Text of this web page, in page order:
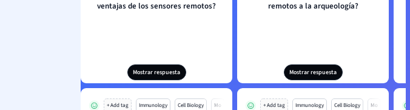
ventajas de los sensores remotos?
Mostrar respuesta
remotos a la arqueología?
Mostrar respuesta
+ Add tag Immunology Cell Biology Mo + Add tag Immunology Cell Biology Mo